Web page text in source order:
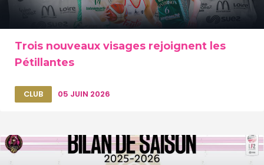
Trois nouveaux visages rejoignent les
Pétillantes
CLUB 05 JUIN 2026